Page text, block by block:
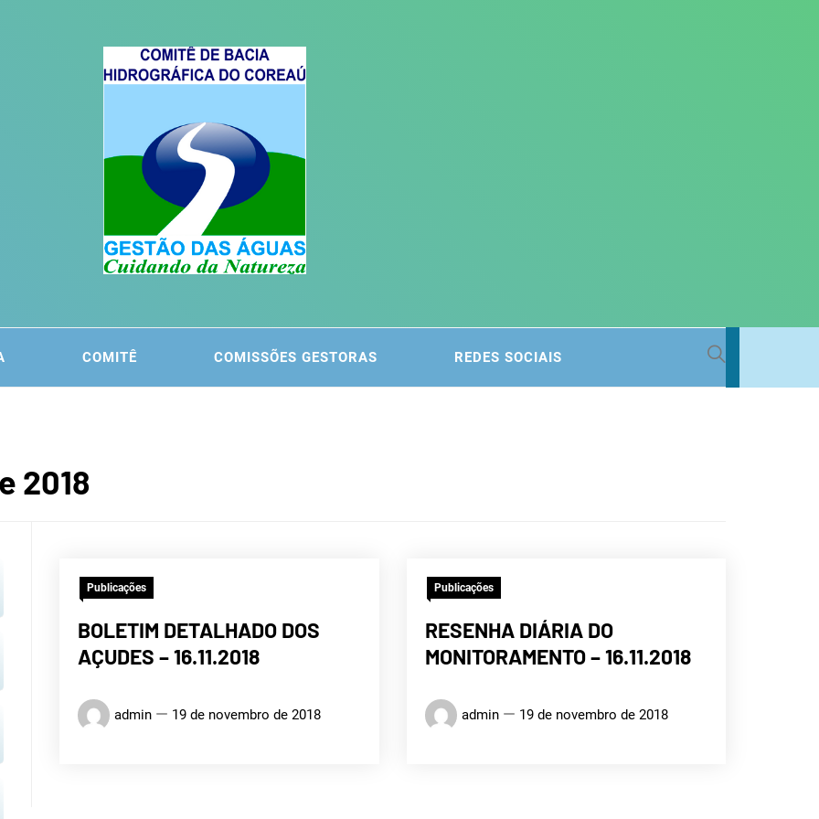
DA BACIA
DO
COREAÚ
COMITÊ COMISSÕES GESTORAS REDES SOCIAIS
2018
Publicações
BOLETIM DETALHADO DOS
AÇUDES – 16.11.2018
admin 19 de novembro de 2018
Publicações
RESENHA DIÁRIA DO
MONITORAMENTO – 16.11.2018
admin 19 de novembro de 2018